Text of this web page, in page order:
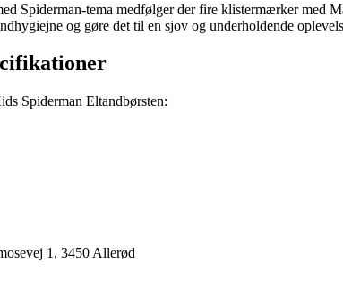
Spiderman-tema medfølger der fire klistermærker
og gøre det til en sjov og underholdende
Spiderman Eltandbørsten:
1, 3450 Allerød